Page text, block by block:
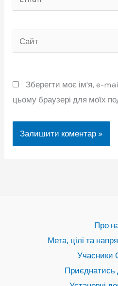
Сайт
Зберегти моє ім'я, e-
цьому браузері для моїх
Про
Мета, цілі та
Учасники
Приєднатись